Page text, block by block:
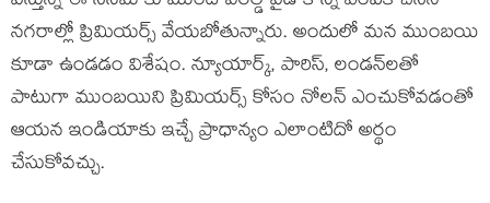
నగరాల్లో ప్రిమియర్స్ వేయబోతున్నారు. అందులో మన ముంబయి
కూడా ఉండడం విశేషం. న్యూయార్క్‌, పారిస్, లండన్‌లతో
పాటుగా ముంబయిని ప్రిమియర్స్ కోసం నోలన్ ఎంచుకోవడంతో
ఆయన ఇండియాకు ఇచ్చే ప్రాధాన్యం ఎలాంటిదో అర్థం
చేసుకోవచ్చు.